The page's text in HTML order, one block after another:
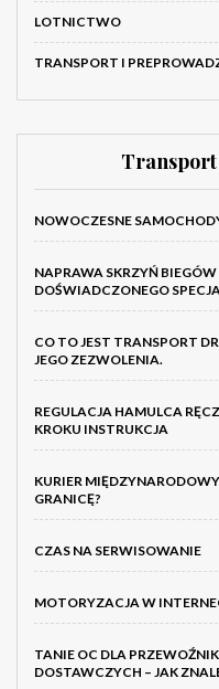
LOTNICTWO
TRANSPORT I
NOWOCZESNE
NAPRAWA SKRZYŃ
DOŚWIADCZONEGO
CO TO JEST TRANSPORT
JEGO ZEZWOLENIA.
REGULACJA HAMULCA
KROKU INSTRUKCJA
KURIER
GRANICĘ?
CZAS NA SERWISOWANIE
MOTORYZACJA W
TANIE OC DLA
DOSTAWCZYCH – JAK